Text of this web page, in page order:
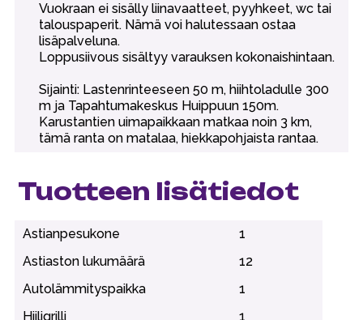
Vuokraan ei sisälly liinavaatteet, pyyhkeet, wc tai
talouspaperit. Nämä voi halutessaan ostaa
lisäpalveluna.
Loppusiivous sisältyy varauksen kokonaishintaan.
Sijainti: Lastenrinteeseen 50 m, hiihtoladulle 300
m ja Tapahtumakeskus Huippuun 150m.
Karustantien uimapaikkaan matkaa noin 3 km,
tämä ranta on matalaa, hiekkapohjaista rantaa.
Tuotteen lisätiedot
Astianpesukone
1
Astiaston lukumäärä
12
Autolämmityspaikka
1
Hiiligrilli
1